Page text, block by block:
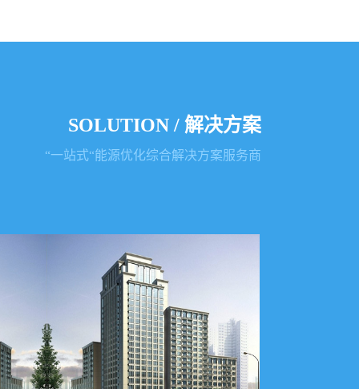
SOLUTION / 解决方案
“一站式“能源优化综合解决方案服务商